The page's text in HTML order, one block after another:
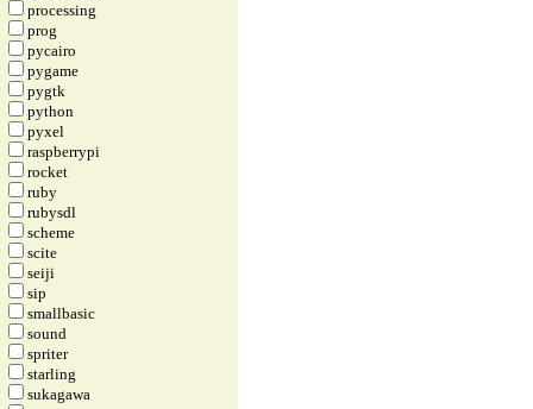
processing
prog
pycairo
pygame
pygtk
python
pyxel
raspberrypi
rocket
ruby
rubysdl
scheme
scite
seiji
sip
smallbasic
sound
spriter
starling
sukagawa